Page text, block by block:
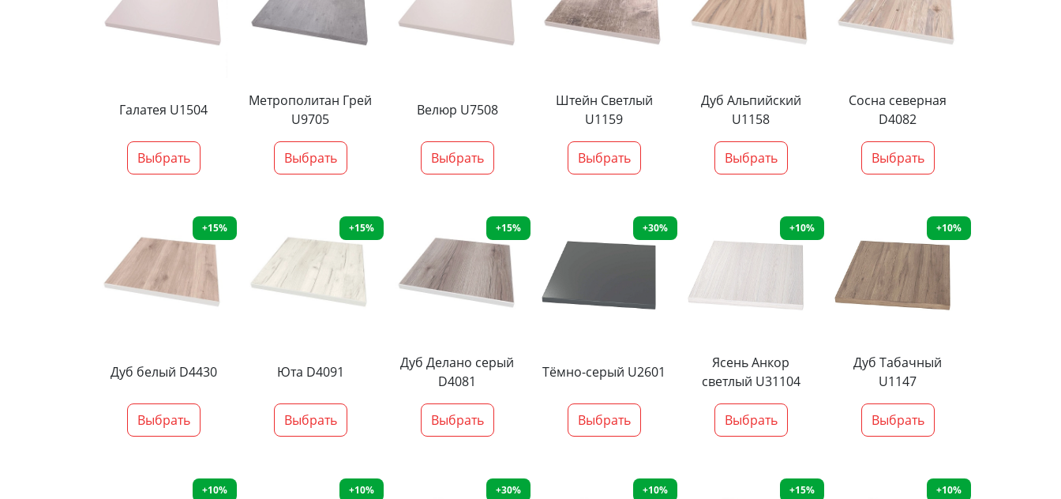
Галатея U1504
Выбрать
Метрополитан Грей
U9705
Выбрать
Велюр U7508
Выбрать
Штейн Светлый
U1159
Выбрать
Дуб Альпийский
U1158
Выбрать
Сосна северная
D4082
Выбрать
+15%
Дуб белый D4430
Выбрать
+15%
Юта D4091
Выбрать
+15%
Дуб Делано серый
D4081
Выбрать
+30%
Тёмно-серый U2601
Выбрать
+10%
Ясень Анкор
светлый U31104
Выбрать
+10%
Дуб Табачный
U1147
Выбрать
+10% +10% +30% +10% +15% +10%